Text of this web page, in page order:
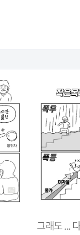
그래도 ...